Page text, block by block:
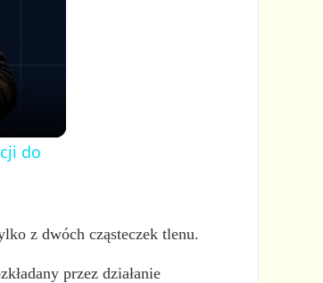
do
z dwóch cząsteczek tlenu.
przez działanie